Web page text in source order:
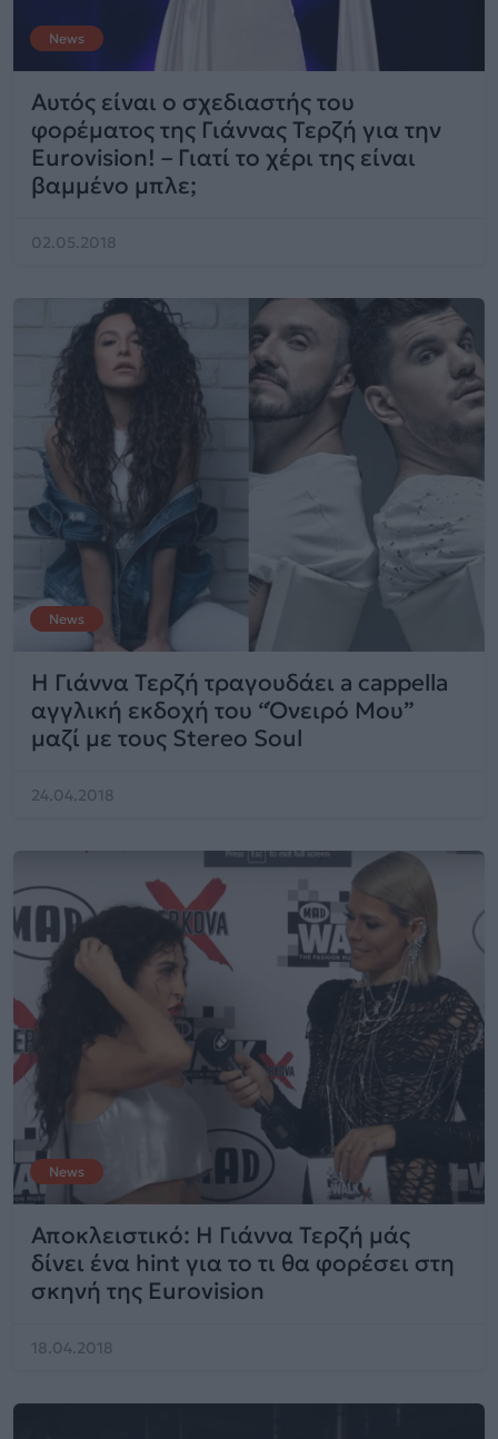
News
Αυτός είναι ο σχεδιαστής του
φορέματος της Γιάννας Τερζή για την
Eurovision! – Γιατί το χέρι της είναι
βαμμένο μπλε;
02.05.2018
News
Η Γιάννα Τερζή τραγουδάει a cappella
αγγλική εκδοχή του “Όνειρό Μου”
μαζί με τους Stereo Soul
24.04.2018
News
Αποκλειστικό: H Γιάννα Τερζή μάς
δίνει ένα hint για το τι θα φορέσει στη
σκηνή της Eurovision
18.04.2018